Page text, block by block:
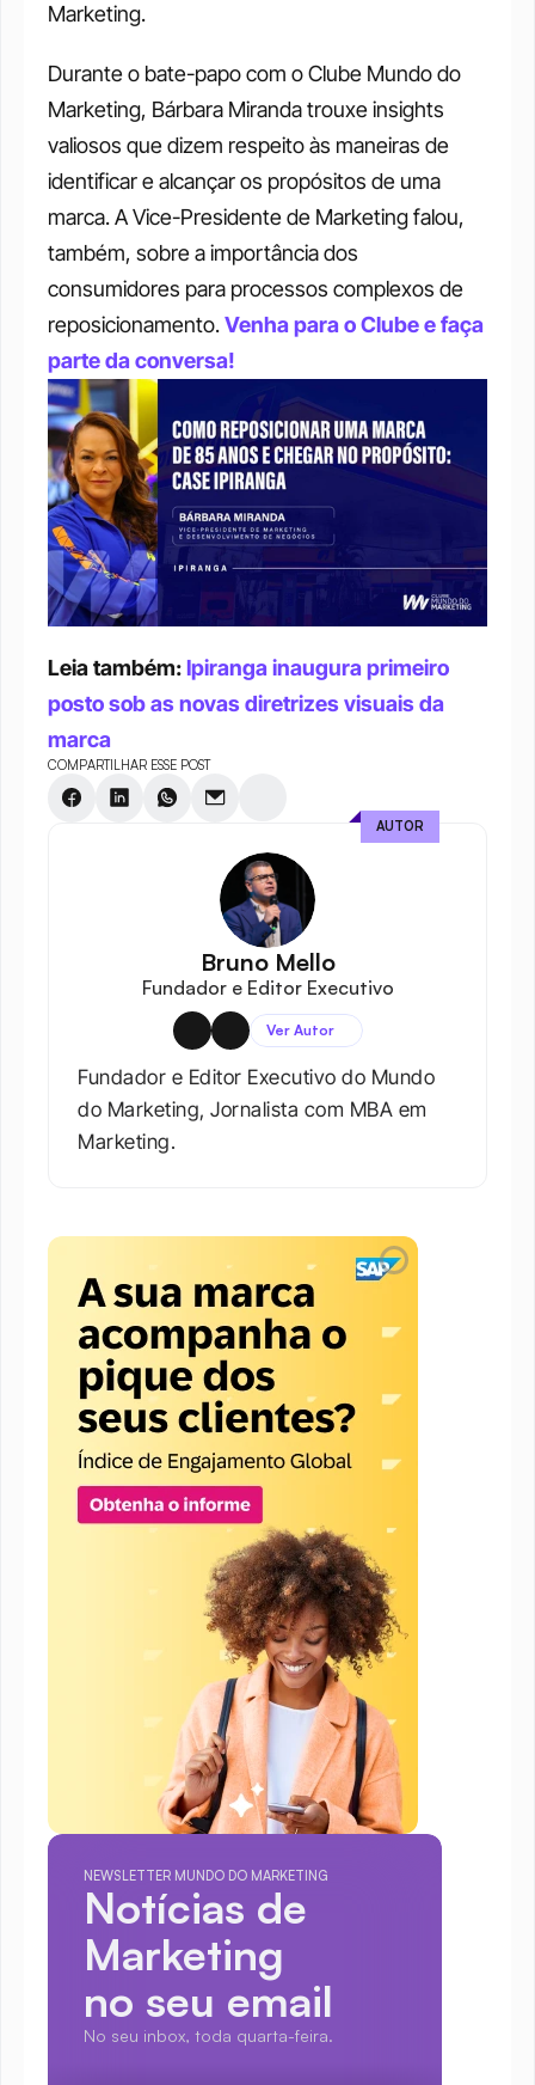
Marketing.
Durante o bate-papo com o Clube Mundo do
Marketing, Bárbara Miranda trouxe insights
valiosos que dizem respeito às maneiras de
identificar e alcançar os propósitos de uma
marca. A Vice-Presidente de Marketing falou,
também, sobre a importância dos
consumidores para processos complexos de
reposicionamento. Venha para o Clube e faça
parte da conversa!
Leia também: Ipiranga inaugura primeiro
posto sob as novas diretrizes visuais da
marca
COMPARTILHAR ESSE POST
Bruno Mello
Fundador e Editor Executivo
Ver Autor
Fundador e Editor Executivo do Mundo
do Marketing, Jornalista com MBA em
Marketing.
AUTOR
NEWSLETTER MUNDO DO MARKETING
Notícias de
Marketing
no seu email
No seu inbox, toda quarta-feira.